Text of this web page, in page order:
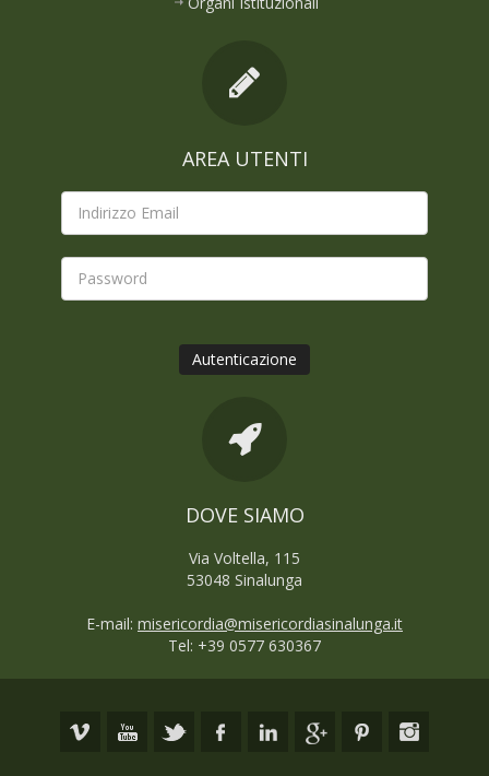
AREA UTENTI
Autenticazione
DOVE SIAMO
Via Voltella, 115
53048 Sinalunga
E-mail: misericordia@misericordiasinalunga.it
Tel: +39 0577 630367